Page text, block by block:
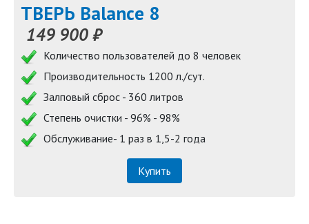
ТВЕРЬ Balance 8
149 900 ₽
Количество пользователей до 8 человек
Производительность 1200 л./сут.
Залповый сброс - 360 литров
Степень очистки - 96% - 98%
Обслуживание- 1 раз в 1,5-2 года
Купить